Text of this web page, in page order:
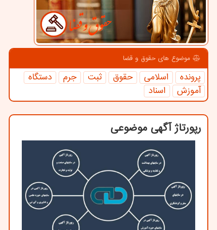
موضوع های حقوق و قضا
پرونده اسلامی حقوق ثبت جرم
دستگاه
آموزش
اسناد
رپورتاژ آگهی موضوعی